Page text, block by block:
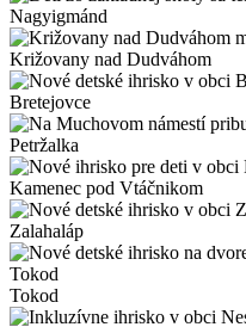
Nagyigmánd
Križovany nad Dudváhom
Bretejovce
Petržalka
Kamenec pod Vtáčnikom
Zalahaláp
Tokod